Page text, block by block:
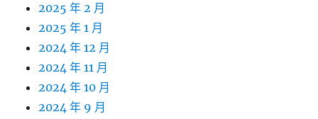
2025 年 2 月
2025 年 1 月
2024 年 12 月
2024 年 11 月
2024 年 10 月
2024 年 9 月